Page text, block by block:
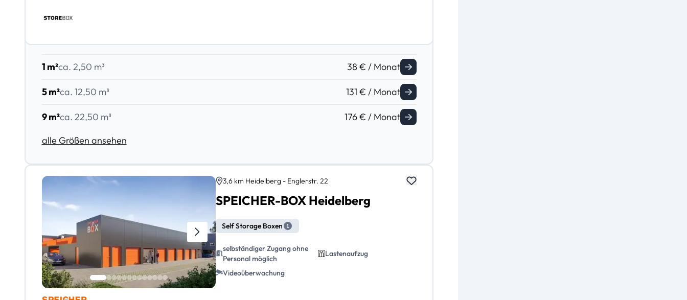
1 m²ca. 2,50 m³ 38 € / Monat
5 m²ca. 12,50 m³ 131 € / Monat
9 m²ca. 22,50 m³
176 € / Monat
alle Größen ansehen
3,6 km Heidelberg - Englerstr. 22
SPEICHER-BOX Heidelberg
Self Storage Boxen
selbständiger Zugang ohne
Personal möglich
Lastenaufzug
Videoüberwachung